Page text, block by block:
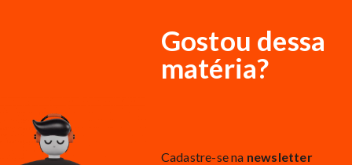
Gostou dessa
matéria?
Cadastre-se na newsletter